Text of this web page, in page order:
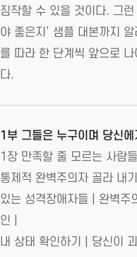
짐작할 수 있을 것이다. 그런
야 좋은지’ 샘플 대본까지
를 따라 한 단계씩 앞으로
다.
1부 그들은 누구이며 당신
1장 만족할 줄 모르는 사람들
통제적 완벽주의자 골라 내
있는 성격장애자들 | 완벽주
인 |
내 상태 확인하기 | 당신이